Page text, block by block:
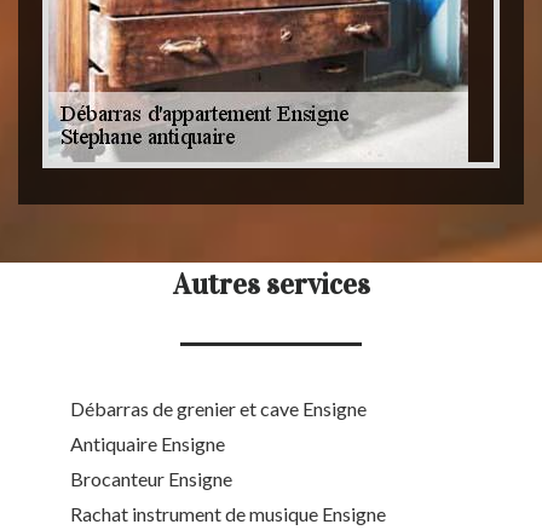
Autres services
Débarras de grenier et cave Ensigne
Antiquaire Ensigne
Brocanteur Ensigne
Rachat instrument de musique Ensigne